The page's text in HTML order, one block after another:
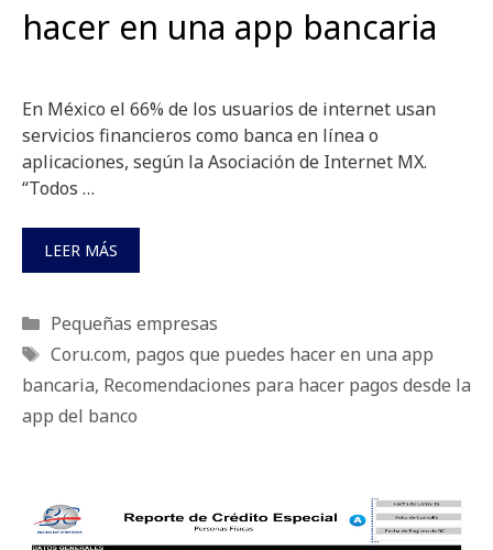
hacer en una app bancaria
En México el 66% de los usuarios de internet usan
servicios financieros como banca en línea o
aplicaciones, según la Asociación de Internet MX.
“Todos …
LEER MÁS
Categorías
Pequeñas empresas
Etiquetas
Coru.com, pagos que puedes hacer en una app
bancaria, Recomendaciones para hacer pagos desde la
app del banco